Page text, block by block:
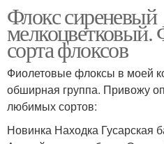
Флокс сиреневый
мелкоцветковый.
сорта флоксов
Фиолетовые флоксы в моей
обширная группа. Привожу
любимых сортов:
Новинка Находка Гусарская